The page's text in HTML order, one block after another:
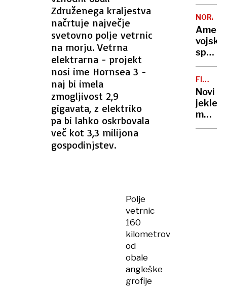
Združenega kraljestva
načrtuje največje
svetovno polje vetrnic
na morju. Vetrna
elektrarna - projekt
nosi ime Hornsea 3 -
naj bi imela
zmogljivost 2,9
gigavata, z elektriko
pa bi lahko oskrbovala
več kot 3,3 milijona
gospodinjstev.
Polje
vetrnic
160
kilometrov
od
obale
angleške
grofije
NORAD
vojska
po
nebu
Novi
jekleni
mož
prihaja